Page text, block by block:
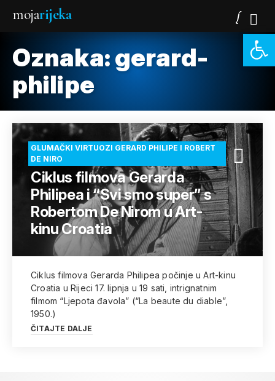
mojarijeka
Oznaka:gerard-
philipe
GLUMAČKI VIRTUOZI GERARD PHILIPE I ROBERT
DE NIRO
Ciklus filmova Gerarda
Philipea i “Svi smo super” s
Robertom De Nirom u Art-
kinu Croatia
Ciklus filmova Gerarda Philipea počinje u Art-kinu
Croatia u Rijeci 17. lipnja u 19 sati, intrignatnim
filmom “Ljepota đavola” (“La beaute du diable”,
1950.)
ČITAJTE DALJE